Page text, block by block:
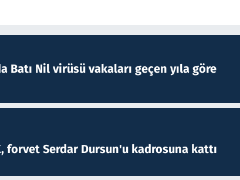
Batı Nil virüsü vakaları geçen yıla göre
forvet Serdar Dursun'u kadrosuna kattı